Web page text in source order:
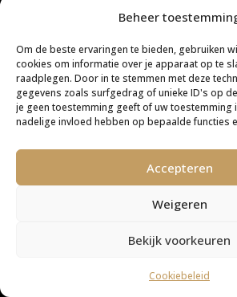
Beheer
Om de beste ervaringen te bieden, gebruiken
cookies om informatie over je apparaat op te
raadplegen. Door in te stemmen met deze
gegevens zoals surfgedrag of unieke ID's op
je geen toestemming geeft of uw toestemming
nadelige invloed hebben op bepaalde functies
Accepteren
Weigeren
Bekijk voorkeuren
Cookiebeleid